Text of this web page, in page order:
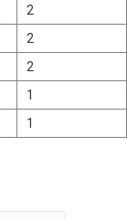
2
2
2
1
1